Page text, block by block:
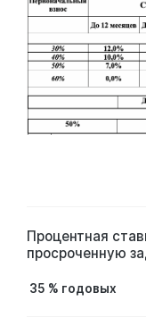
Процентная
просроченную
35 % годовых